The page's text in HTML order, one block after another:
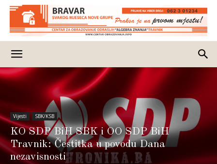
Vijesti SBK/KSB
KO SDP BiH SBK i OO SDP BiH
Travnik: Čestitka u povodu Dana
nezavisnosti